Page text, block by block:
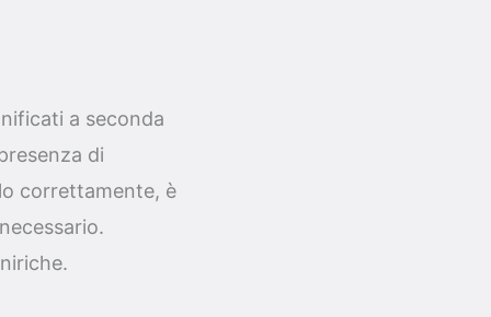
a seconda
di
correttamente, è